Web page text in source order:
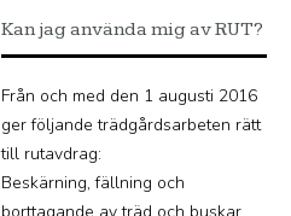
Kan jag använda mig av RUT?
Från och med den 1 augusti 2016
ger följande trädgårdsarbeten rätt
till rutavdrag:
Beskärning, fällning och